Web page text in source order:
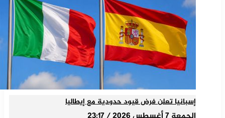
إسبانيا تعلن فرض قيود حدودية مع إيطاليا